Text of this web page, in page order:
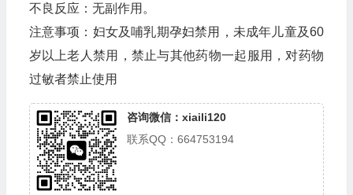
不良反应：无副作用。
注意事项：妇女及哺乳期孕妇禁用，未成年儿童及60
岁以上老人禁用，禁止与其他药物一起服用，对药物
过敏者禁止使用
咨询微信：xiaili120
联系QQ：664753194